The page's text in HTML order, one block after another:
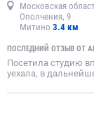
Московская
Ополчения, 9
Митино 3.4 км
ПОСЛЕДНИЙ ОТЗЫВ ОТ
Посетила студию
уехала, в